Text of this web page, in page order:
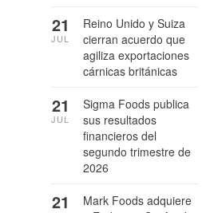
Reino Unido y Suiza
cierran acuerdo que
agiliza exportaciones
cárnicas británicas
21
JUL
Sigma Foods publica
sus resultados
financieros del
segundo trimestre de
2026
21
JUL
Mark Foods adquiere
21